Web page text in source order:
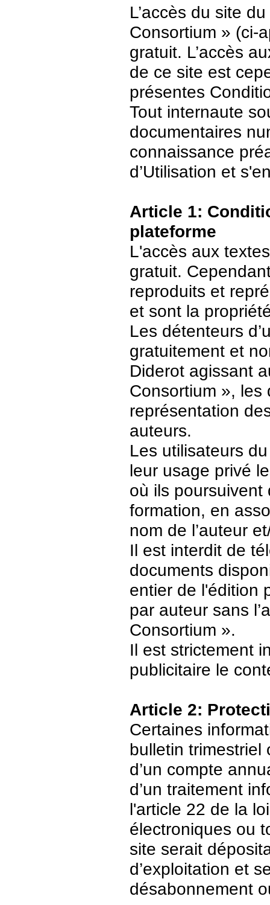
L’accès du site
Consortium » (ci-
gratuit. L’accès
de ce site est
présentes
Tout internaute
documentaires
connaissance
d’Utilisation et
Article 1:
plateforme
L'accès aux
gratuit.
reproduits et
et sont la
Les détenteurs
gratuitement et
Diderot agissant
Consortium », les
représentation
auteurs.
Les utilisateurs
leur usage privé
où ils
formation, en
nom de l’auteur
Il est interdit de
documents
entier de l'édition
par auteur sans
Consortium ».
Il est strictement
publicitaire le
Article 2:
Certaines
bulletin trimestriel
d’un compte
d’un traitement
l'article 22 de la
électroniques ou
site serait
d’exploitation et
désabonnement